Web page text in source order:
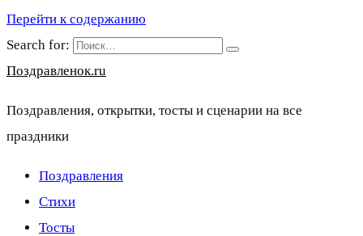
Перейти к содержанию
Search for:
Поздравленок.ru
Поздравления, открытки, тосты и сценарии на все
праздники
Поздравления
Стихи
Тосты